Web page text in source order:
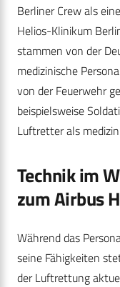
Berliner Crew als
Helios-Klinikum
stammen von der
medizinische
von der Feuerwehr
beispielsweise
Luftretter als
Technik im
zum Airbus
Während das
seine Fähigkeiten
der Luftrettung